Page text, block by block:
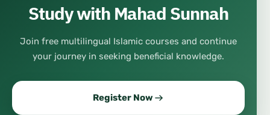
Study with Mahad Sunnah
Join free multilingual Islamic courses and continue
your journey in seeking beneficial knowledge.
Register Now